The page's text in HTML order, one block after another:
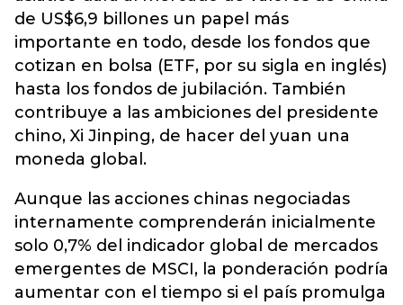
de US$6,9 billones un papel más
importante en todo, desde los fondos que
cotizan en bolsa (ETF, por su sigla en inglés)
hasta los fondos de jubilación. También
contribuye a las ambiciones del presidente
chino, Xi Jinping, de hacer del yuan una
moneda global.
Aunque las acciones chinas negociadas
internamente comprenderán inicialmente
solo 0,7% del indicador global de mercados
emergentes de MSCI, la ponderación podría
aumentar con el tiempo si el país promulga